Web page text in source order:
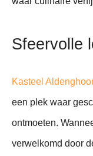
Sfeervolle
Kasteel
een plek waar
ontmoeten.
verwelkomd door